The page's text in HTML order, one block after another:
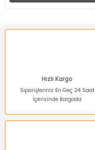
Hızlı Kargo
Siparişleriniz En Geç 24 Saat
İçerisinde Kargoda